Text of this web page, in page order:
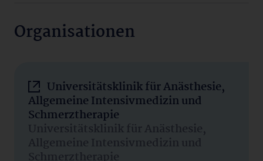
Organisationen
Universitätsklinik für Anästhesie,
Allgemeine Intensivmedizin und
Schmerztherapie
Universitätsklinik für Anästhesie,
Allgemeine Intensivmedizin und
Schmerztherapie